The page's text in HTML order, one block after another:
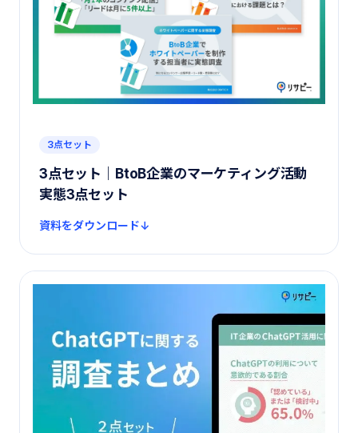
3点セット
3点セット｜BtoB企業のマーケティング活動
実態3点セット
資料をダウンロード